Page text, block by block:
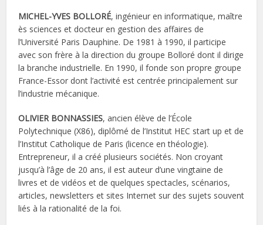
MICHEL-YVES BOLLORÉ, ingénieur en informatique, maître
ès sciences et docteur en gestion des affaires de
l’Université Paris Dauphine. De 1981 à 1990, il participe
avec son frère à la direction du groupe Bolloré dont il dirige
la branche industrielle. En 1990, il fonde son propre groupe
France-Essor dont l’activité est centrée principalement sur
l’industrie mécanique.
OLIVIER BONNASSIES, ancien élève de l’École
Polytechnique (X86), diplômé de l’Institut HEC start up et de
l’Institut Catholique de Paris (licence en théologie).
Entrepreneur, il a créé plusieurs sociétés. Non croyant
jusqu’à l’âge de 20 ans, il est auteur d’une vingtaine de
livres et de vidéos et de quelques spectacles, scénarios,
articles, newsletters et sites Internet sur des sujets souvent
liés à la rationalité de la foi.